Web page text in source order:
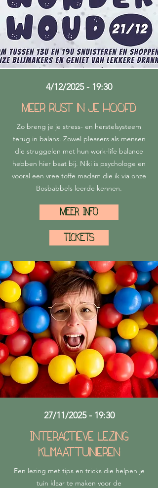
4/12/2025 - 19:30
Meer rust in je hoofd
Zo breng je je stress- en herstelsysteem
terug in balans. Zowel pleasers als mensen
die struggelen met hun work-life balance
hebben hier baat bij. Niki is psychologe en
vooral een vree toffe madam die ik via onze
Bosbabbels leerde kennen.
MEER INFO
TICKETS
27/11/2025 - 19:30
Interactieve lezing
klimaattuinieren
Een lezing met tips en tricks die helpen je
tuin klaar te maken voor de